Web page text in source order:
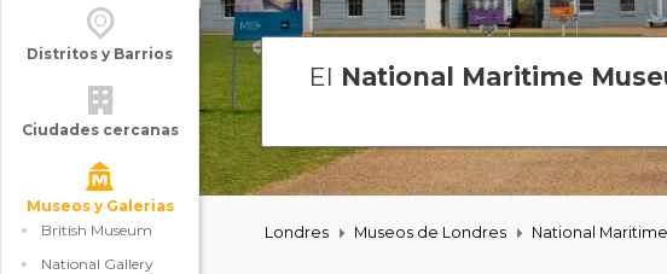
Distritos y Barrios
Ciudades cercanas
Museos y Galerias
British Museum
National Gallery
El National Maritime
Londres Museos de Londres National